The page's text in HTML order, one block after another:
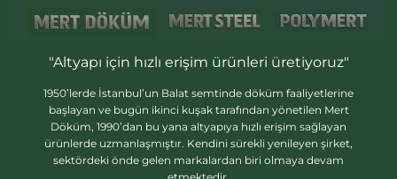
"Altyapı için hızlı erişim ürünleri üretiyoruz"
1950’lerde İstanbul’un Balat semtinde döküm faaliyetlerine
başlayan ve bugün ikinci kuşak tarafından yönetilen Mert
Döküm, 1990’dan bu yana altyapıya hızlı erişim sağlayan
ürünlerde uzmanlaşmıştır. Kendini sürekli yenileyen şirket,
sektördeki önde gelen markalardan biri olmaya devam